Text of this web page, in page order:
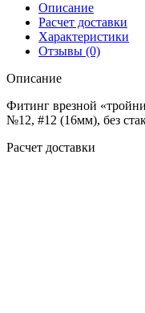
Описание
Расчет доставки
Характеристики
Отзывы (0)
Описание
Фитинг врезной
№12, #12 (16мм), без
Расчет доставки